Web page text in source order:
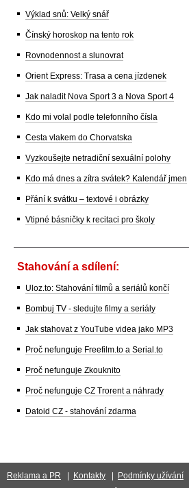
Výklad snů: Velký snář
Čínský horoskop na tento rok
Rovnodennost a slunovrat
Orient Express: Trasa a cena jízdenek
Jak naladit Nova Sport 3 a Nova Sport 4
Kdo mi volal podle telefonního čísla
Cesta vlakem do Chorvatska
Vyzkoušejte netradiční sexuální polohy
Kdo má dnes a zítra svátek? Kalendář jmen
Přání k svátku – textové i obrázky
Vtipné básničky k recitaci pro školy
Stahování a sdílení:
Uloz.to: Stahování filmů a seriálů končí
Bombuj TV - sledujte filmy a seriály
Jak stahovat z YouTube videa jako MP3
Proč nefunguje Freefilm.to a Serial.to
Proč nefunguje Zkouknito
Proč nefunguje CZ Trorent a náhrady
Datoid CZ - stahování zdarma
Reklama a PR Kontakty
Podmínky užívání